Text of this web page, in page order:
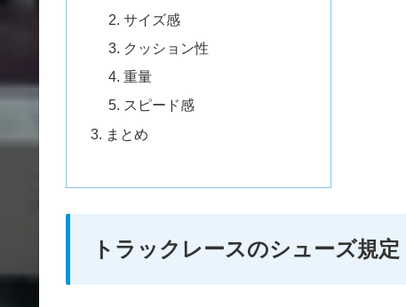
サイズ感
クッション性
重量
スピード感
まとめ
トラックレースのシューズ規定